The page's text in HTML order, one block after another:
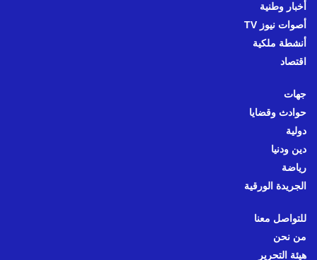
أخبار وطنية
أصوات نيوز TV
أنشطة ملكية
اقتصاد
جهات
حوادث وقضايا
دولية
دين ودنيا
رياضة
الجريدة الورقية
للتواصل معنا
من نحن
هيئة التحرير